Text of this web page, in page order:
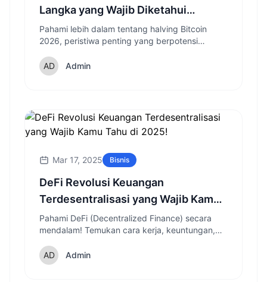
Langka yang Wajib Diketahui
Investor Kripto
Pahami lebih dalam tentang halving Bitcoin
2026, peristiwa penting yang berpotensi
mengupas tuntas arti, sejarah, dan dampaknya
bagi Anda.
Admin
Mar 17, 2025 Bisnis
DeFi Revolusi Keuangan
Terdesentralisasi yang Wajib Kamu
Tahu di 2025!
Pahami DeFi (Decentralized Finance) secara
mendalam! Temukan cara kerja, keuntungan,
keuangan masa depan.
Admin